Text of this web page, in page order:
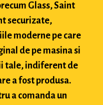
Glass, Saint
securizate,
moderne pe care
de pe masina si
tale, indiferent de
a fost produsa.
a comanda un